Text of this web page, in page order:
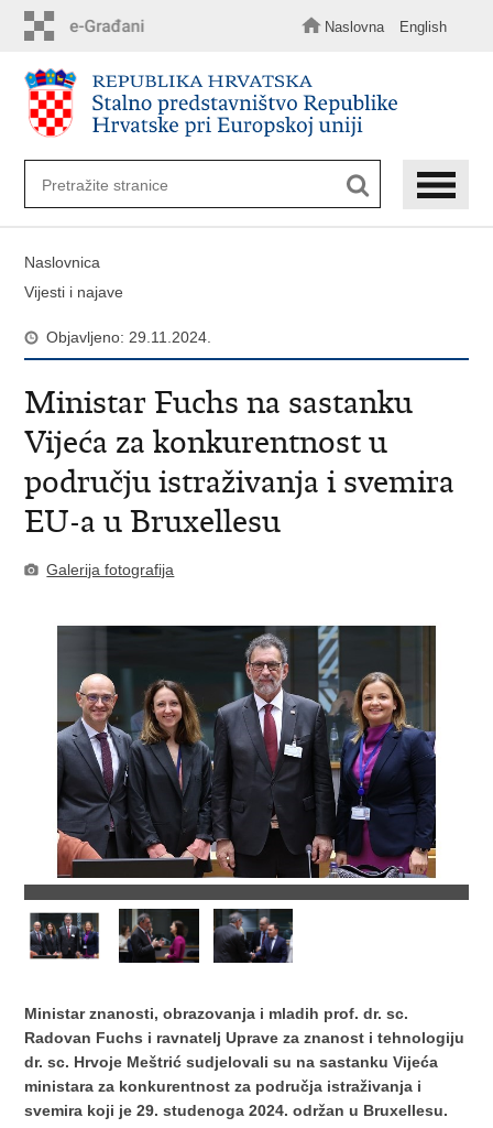
sadržaj
Naslovna English
Naslovnica
Vijesti i najave
Objavljeno: 29.11.2024.
Ministar Fuchs na sastanku
Vijeća za konkurentnost u
području istraživanja i svemira
EU-a u Bruxellesu
Galerija fotografija
Ministar znanosti, obrazovanja i mladih prof. dr. sc.
Radovan Fuchs i ravnatelj Uprave za znanost i tehnologiju
dr. sc. Hrvoje Meštrić sudjelovali su na sastanku Vijeća
ministara za konkurentnost za područja istraživanja i
svemira koji je 29. studenoga 2024. održan u Bruxellesu.